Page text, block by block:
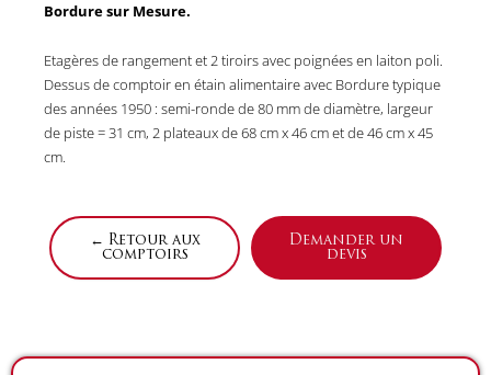
Bordure sur Mesure.
Etagères de rangement et 2 tiroirs avec poignées en laiton poli.
Dessus de comptoir en étain alimentaire avec Bordure typique
des années 1950 : semi-ronde de 80 mm de diamètre, largeur
de piste = 31 cm, 2 plateaux de 68 cm x 46 cm et de 46 cm x 45
cm.
← Retour aux
comptoirs
Demander un
devis